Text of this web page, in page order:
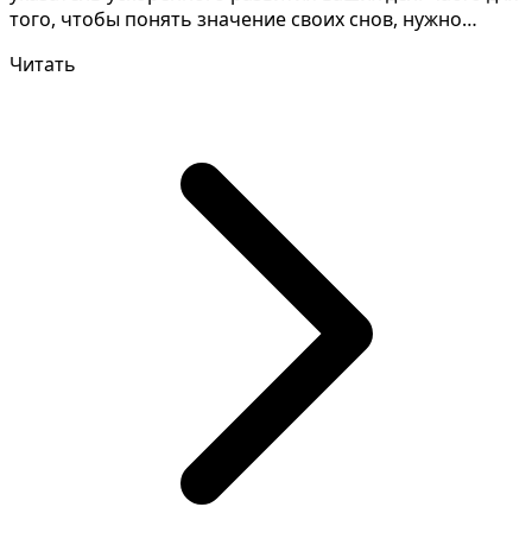
того, чтобы понять значение своих снов, нужно
Читать